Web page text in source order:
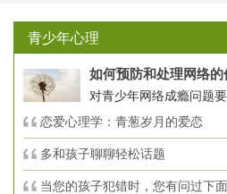
青少年心理
如何预防和处理网络的
对青少年网络成瘾问题
恋爱心理学：青葱岁月的爱恋
多和孩子聊聊轻松话题
当您的孩子犯错时，您有问过下